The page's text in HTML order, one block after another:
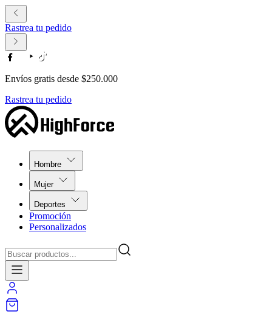
Rastrea tu pedido
Envíos gratis desde $250.000
Rastrea tu pedido
Hombre
Mujer
Deportes
Promoción
Personalizados